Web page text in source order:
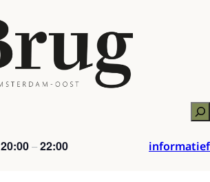
20:00–22:00 informatief